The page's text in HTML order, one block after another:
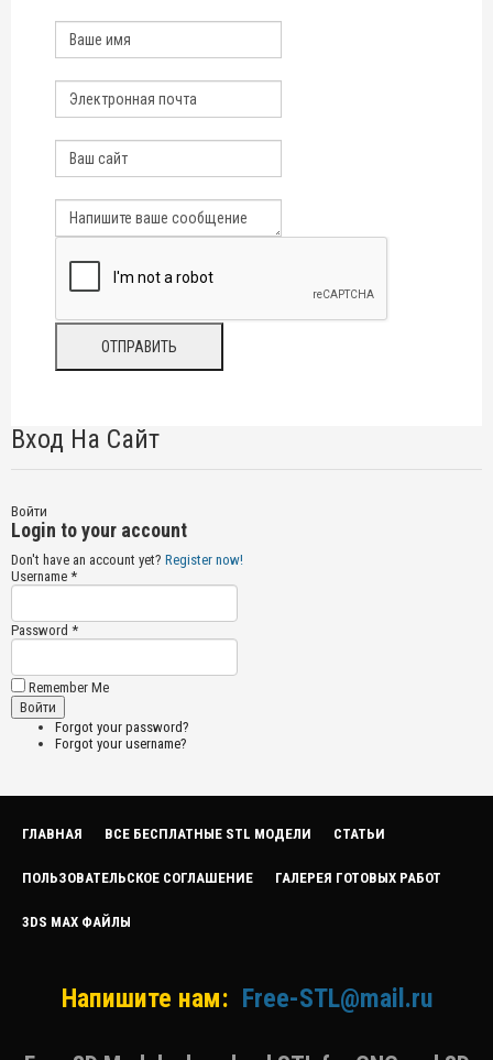
Вход На Сайт
Войти
Login to your account
Don't have an account yet? Register now!
Username *
Password *
Remember Me
Forgot your password?
Forgot your username?
ГЛАВНАЯ ВСЕ БЕСПЛАТНЫЕ STL МОДЕЛИ СТАТЬИ
ПОЛЬЗОВАТЕЛЬСКОЕ СОГЛАШЕНИЕ ГАЛЕРЕЯ ГОТОВЫХ РАБОТ
3DS MAX ФАЙЛЫ
Напишите нам: Free-STL@mail.ru